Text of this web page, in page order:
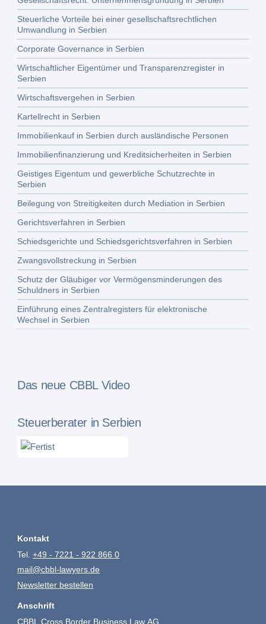
Steuerliche Vorteile bei einer gesellschaftsrechtlichen
Umwandlung in Serbien
Corporate Governance in Serbien
Wirtschaftlicher Eigentümer und Transparenzregister in
Serbien
Wirtschaftsvergehen in Serbien
Kartellrecht in Serbien
Immobilienkauf in Serbien durch ausländische Personen
Immobilienfinanzierung und Kreditsicherheiten in Serbien
Geistiges Eigentum und gewerbliche Schutzrechte in
Serbien
Beilegung von Streitigkeiten durch Mediation in Serbien
Gerichtsverfahren in Serbien
Schiedsgerichte und Schiedsgerichtsverfahren in Serbien
Zwangsvollstreckung in Serbien
Schutz der Gläubiger vor Vermögensminderungen des
Schuldners in Serbien
Einführung eines Zentralregisters für elektronische
Wechsel in Serbien
Das neue CBBL Video
Steuerberater in Serbien
Kontakt
Tel.+49 - 7221 - 922 866 0
mail@cbbl-lawyers.de
Newsletter bestellen
Anschrift
CBBL Cross Border Business Law AG